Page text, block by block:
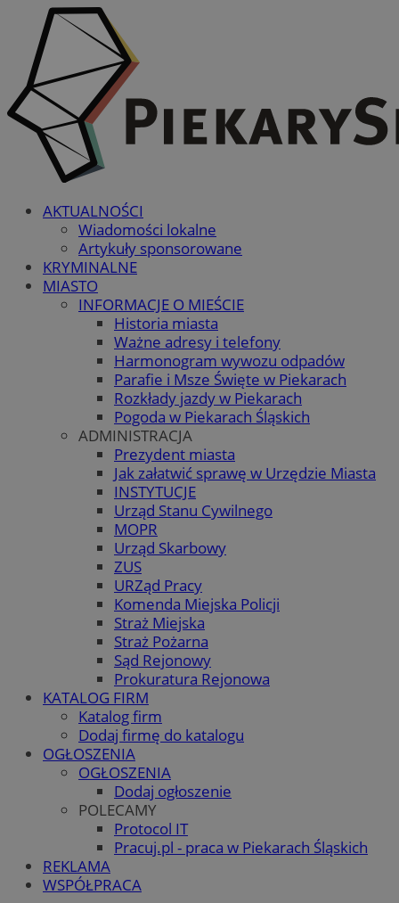
AKTUALNOŚCI
Wiadomości lokalne
Artykuły sponsorowane
KRYMINALNE
MIASTO
INFORMACJE O MIEŚCIE
Historia miasta
Ważne adresy i telefony
Harmonogram wywozu odpadów
Parafie i Msze Święte w Piekarach
Rozkłady jazdy w Piekarach
Pogoda w Piekarach Śląskich
ADMINISTRACJA
Prezydent miasta
Jak załatwić sprawę w Urzędzie Miasta
INSTYTUCJE
Urząd Stanu Cywilnego
MOPR
Urząd Skarbowy
ZUS
URZąd Pracy
Komenda Miejska Policji
Straż Miejska
Straż Pożarna
Sąd Rejonowy
Prokuratura Rejonowa
KATALOG FIRM
Katalog firm
Dodaj firmę do katalogu
OGŁOSZENIA
OGŁOSZENIA
Dodaj ogłoszenie
POLECAMY
Protocol IT
Pracuj.pl - praca w Piekarach Śląskich
REKLAMA
WSPÓŁPRACA